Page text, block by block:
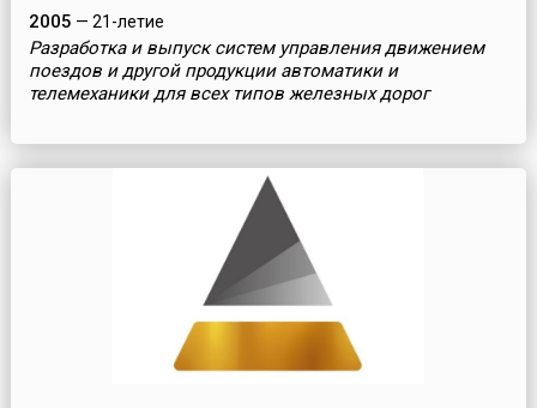
2005 — 21-летие
Разработка и выпуск систем управления движением
поездов и другой продукции автоматики и
телемеханики для всех типов железных дорог